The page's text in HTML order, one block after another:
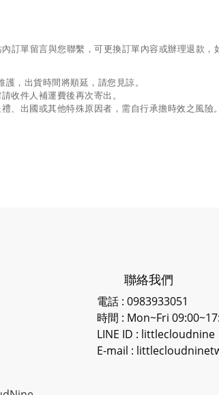
訂單留言與您聯繫，可更換訂單內容或辦理退款，
，出貨時間將順延，請您見諒。
收件人補運費後再次寄出。
、出國或其他特殊原因者，需自行承擔時效之風險。
聯絡我們
電話 : 0983933051
時間 : Mon~Fri
LINE ID : littlecloudnine
E-mail :